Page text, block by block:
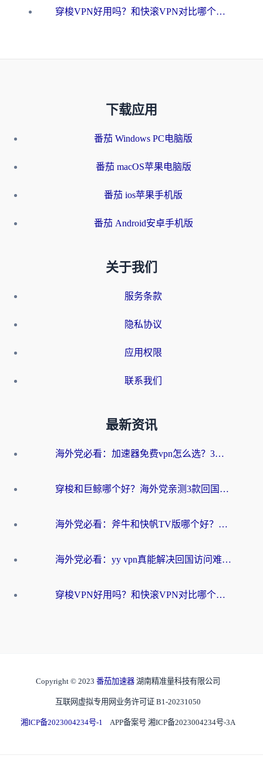
穿梭VPN好用吗？和快滚VPN对比哪个回国效果更好？海外党选回国加速器必看指南
下载应用
番茄 Windows PC电脑版
番茄 macOS苹果电脑版
番茄 ios苹果手机版
番茄 Android安卓手机版
关于我们
服务条款
隐私协议
应用权限
联系我们
最新资讯
海外党必看：加速器免费vpn怎么选？3步教你无缝访问国内资源
穿梭和巨鲸哪个好？海外党亲测3款回国加速器，教你避开90%的坑
海外党必看：斧牛和快帆TV版哪个好？3分钟选对回国加速器，无缝刷B站、追热剧
海外党必看：yy vpn真能解决回国访问难题？附云极initap测评+免费方案对比
穿梭VPN好用吗？和快滚VPN对比哪个回国效果更好？海外党选回国加速器必看指南
Copyright © 2023 番茄加速器 湖南精准量科技有限公司
互联网虚拟专用网业务许可证 B1-20231050
湘ICP备2023004234号-1 APP备案号 湘ICP备2023004234号-3A